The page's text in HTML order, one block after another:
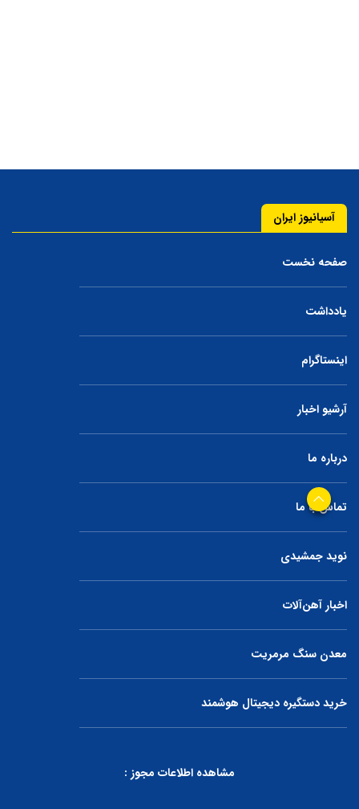
آسیانیوز ایران
صفحه نخست
یادداشت
اینستاگرام
آرشیو اخبار
درباره ما
تماس با ما
نوید جمشیدی
اخبار آهن‌آلات
معدن سنگ مرمریت
خرید دستگیره دیجیتال هوشمند
مشاهده اطلاعات مجوز :